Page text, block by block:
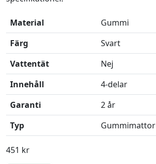
Material
Gummi
Färg
Svart
Vattentät
Nej
Innehåll
4-delar
Garanti
2 år
Typ
Gummimattor
451 kr